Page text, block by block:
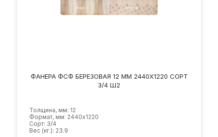
ФАНЕРА ФСФ БЕРЕЗОВАЯ 12 ММ 2440Х1220 СОРТ
3/4 Ш2
Толщина, мм: 12
Формат, мм: 2440х1220
Сорт: 3/4
Вес (кг.): 23.9